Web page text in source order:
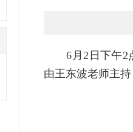
6月2日下午2
由王东波老师主